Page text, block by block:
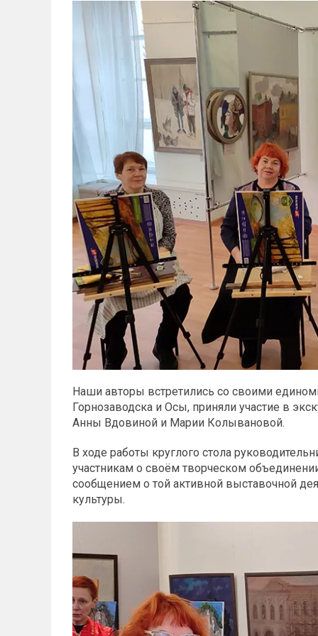
Наши авторы встретились со своими
Горнозаводска и Осы, приняли участие в
Анны Вдовиной и Марии Колывановой.
В ходе работы круглого стола
участникам о своём творческом
сообщением о той активной выставочной
культуры.